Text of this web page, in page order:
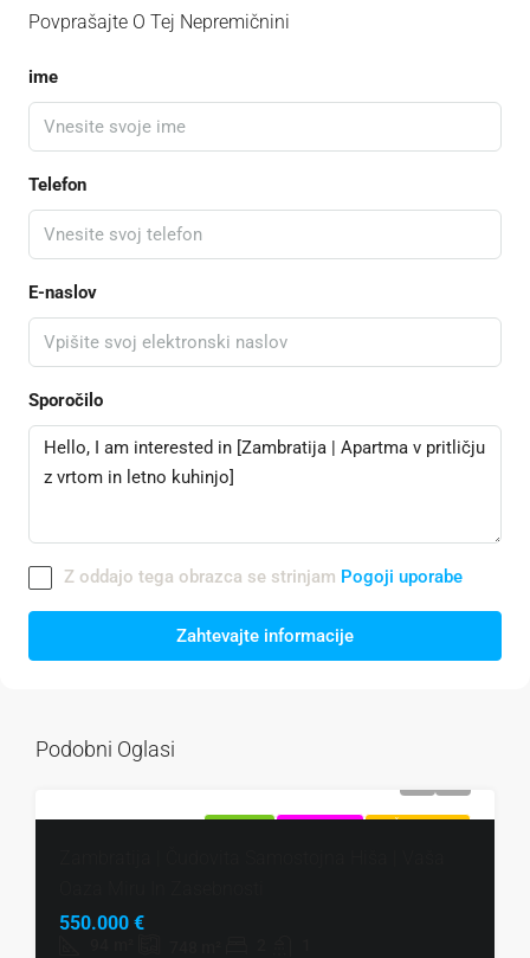
Povprašajte O Tej Nepremičnini
ime
Telefon
E-naslov
Sporočilo
Z oddajo tega obrazca se strinjam Pogoji uporabe
Zahtevajte informacije
Podobni Oglasi
550.000 €